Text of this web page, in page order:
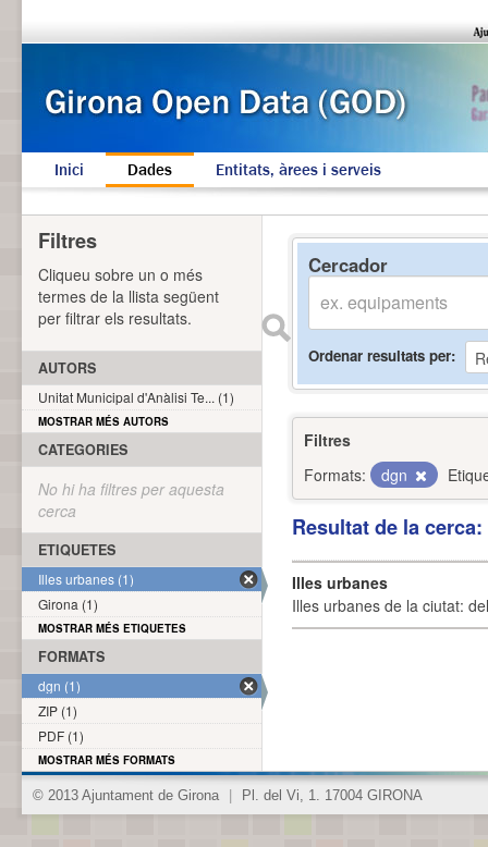
Inici Dades Entitats, àrees i serveis
Cercador
Ordenar resultats per
Filtres
Formats:
dgn
Resultat de la
Illes urbanes
Illes urbanes de la ciutat:
Filtres
Cliqueu sobre un o més
termes de la llista següent
per filtrar els resultats.
AUTORS
Unitat Municipal d'Anàlisi Te... (1)
MOSTRAR MÉS AUTORS
CATEGORIES
No hi ha filtres per aquesta
cerca
ETIQUETES
Illes urbanes (1)
Girona (1)
MOSTRAR MÉS ETIQUETES
FORMATS
dgn (1)
ZIP (1)
PDF (1)
MOSTRAR MÉS FORMATS
© 2013 Ajuntament de Girona Pl. del Vi, 1. 17004 GIRONA